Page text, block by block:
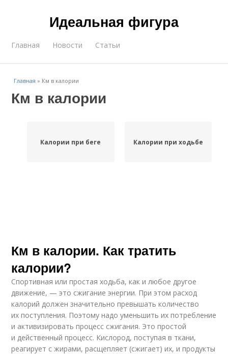
Идеальная фигура
Главная Новости Статьи
Главная » Км в калории
Км в калории
Калории при беге Калории при ходьбе
Км в калории. Как тратить
калории?
Спортивная или простая ходьба, как и любое другое
движение, — это сжигание энергии. При этом расход
калорий должен значительно превышать количество
их поступления. Поэтому надо уменьшить их потребление
и активизировать процесс сжигания. Это простой
и действенный процесс. Кислород, поступая в ткани,
реагирует с жирами, расщепляет (сжигает) их, и продукты